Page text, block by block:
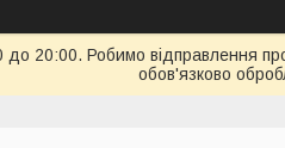
20:00. Робимо відправлення
обов'язково